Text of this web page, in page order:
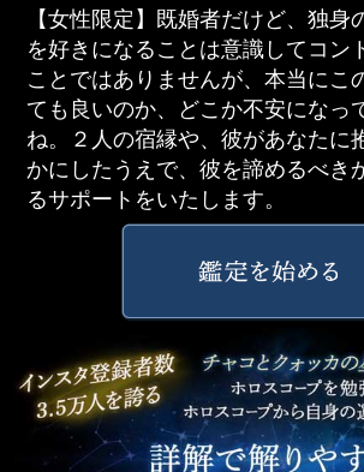
【女性限定】既婚者だけど、独身
を好きになることは意識してコン
ことではありませんが、本当にこ
ても良いのか、どこか不安になっ
ね。２人の宿縁や、彼があなたに
かにしたうえで、彼を諦めるべき
るサポートをいたします。